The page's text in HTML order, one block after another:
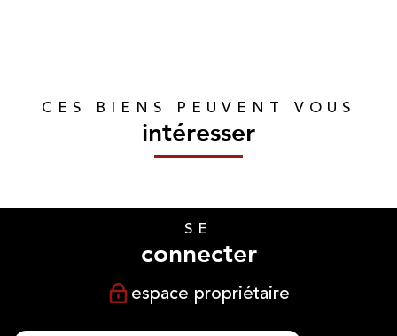
CES BIENS PEUVENT VOUS
intéresser
SE
connecter
espace propriétaire